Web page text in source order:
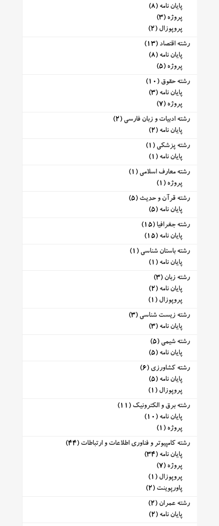
پایان نامه (8)
پروژه (3)
پروپوزال (2)
رشته اقتصاد (13)
پایان نامه (8)
پروژه (5)
رشته حقوق (10)
پایان نامه (3)
پروژه (7)
رشته ادبیات و زبان فارسی (2)
پایان نامه (2)
رشته پزشکی (1)
پایان نامه (1)
رشته معارف اسلامی (1)
پروژه (1)
رشته قرآن و حدیث (5)
پایان نامه (5)
رشته جغرافیا (15)
پایان نامه (15)
رشته باستان شناسی (1)
پایان نامه (1)
رشته زبان (3)
پایان نامه (2)
پروپوزال (1)
رشته زیست شناسی (3)
پایان نامه (3)
رشته شیمی (5)
پایان نامه (5)
رشته کشاورزی (6)
پایان نامه (5)
پروپوزال (1)
رشته برق و الکترونیک (11)
پایان نامه (10)
پروژه (1)
رشته کامپیوتر و فناوری اطلاعات و ارتباطات (44)
پایان نامه (34)
پروژه (7)
پروپوزال (1)
پاورپوینت (2)
رشته عمران (2)
پایان نامه (2)